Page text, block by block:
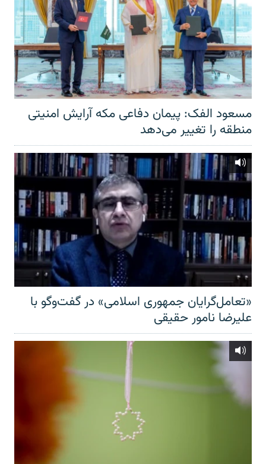
مسعود الفک: پیمان دفاعی مکه آرایش امنیتی
منطقه را تغییر می‌دهد
«تعامل‌گرایان جمهوری اسلامی» در گفت‌وگو با
علیرضا نامور حقیقی